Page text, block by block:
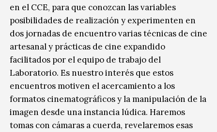
en el CCE, para que conozcan las variables
posibilidades de realización y experimenten en
dos jornadas de encuentro varias técnicas de cine
artesanal y prácticas de cine expandido
facilitados por el equipo de trabajo del
Laboratorio. Es nuestro interés que estos
encuentros motiven el acercamiento a los
formatos cinematográficos y la manipulación de la
imagen desde una instancia lúdica. Haremos
tomas con cámaras a cuerda, revelaremos esas